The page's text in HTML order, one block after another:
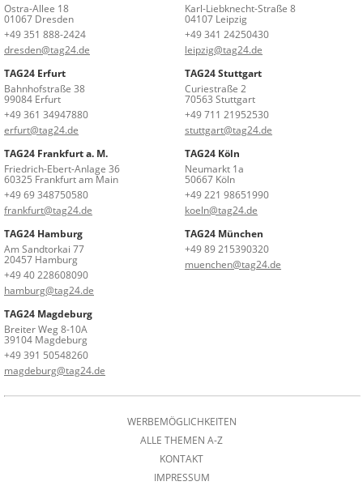
Ostra-Allee 18
01067 Dresden
+49 351 888-2424
dresden@tag24.de
Karl-Liebknecht-Straße 8
04107 Leipzig
+49 341 24250430
leipzig@tag24.de
TAG24 Erfurt
Bahnhofstraße 38
99084 Erfurt
+49 361 34947880
erfurt@tag24.de
TAG24 Stuttgart
Curiestraße 2
70563 Stuttgart
+49 711 21952530
stuttgart@tag24.de
TAG24 Frankfurt a. M.
Friedrich-Ebert-Anlage 36
60325 Frankfurt am Main
+49 69 348750580
frankfurt@tag24.de
TAG24 Köln
Neumarkt 1a
50667 Köln
+49 221 98651990
koeln@tag24.de
TAG24 Hamburg
Am Sandtorkai 77
20457 Hamburg
+49 40 228608090
hamburg@tag24.de
TAG24 München
+49 89 215390320
muenchen@tag24.de
TAG24 Magdeburg
Breiter Weg 8-10A
39104 Magdeburg
+49 391 50548260
magdeburg@tag24.de
WERBEMÖGLICHKEITEN
ALLE THEMEN A-Z
KONTAKT
IMPRESSUM